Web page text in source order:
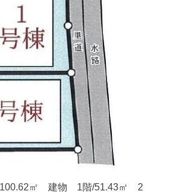
㎡ 建物 1階/51.43㎡ 2